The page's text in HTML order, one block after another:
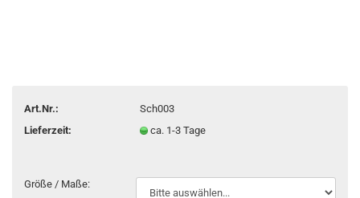
Art.Nr.:
Sch003
Lieferzeit:
ca. 1-3 Tage
Größe / Maße: